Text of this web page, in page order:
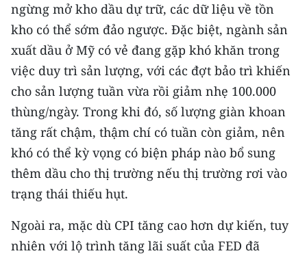
NHÂN DÂN HẰNG THÁNG
MUA BÁO
ĐỌC BÁO IN
ENGLISH
中文
FRANÇAIS
РУССКИЙ
ngừng mở kho dầu dự trữ, các dữ liệu về tồn
kho có thể sớm đảo ngược. Đặc biệt, ngành sản
xuất dầu ở Mỹ có vẻ đang gặp khó khăn trong
việc duy trì sản lượng, với các đợt bảo trì khiến
cho sản lượng tuần vừa rồi giảm nhẹ 100.000
thùng/ngày. Trong khi đó, số lượng giàn khoan
tăng rất chậm, thậm chí có tuần còn giảm, nên
khó có thể kỳ vọng có biện pháp nào bổ sung
thêm dầu cho thị trường nếu thị trường rơi vào
trạng thái thiếu hụt.
Ngoài ra, mặc dù CPI tăng cao hơn dự kiến, tuy
nhiên với lộ trình tăng lãi suất của FED đã